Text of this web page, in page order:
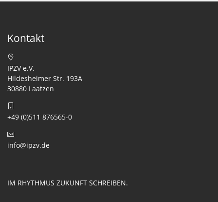
Kontakt
IPZV e.V.
Hildesheimer Str. 193A
30880 Laatzen
+49 (0)511 876565-0
info@ipzv.de
IM RHYTHMUS ZUKUNFT SCHREIBEN.